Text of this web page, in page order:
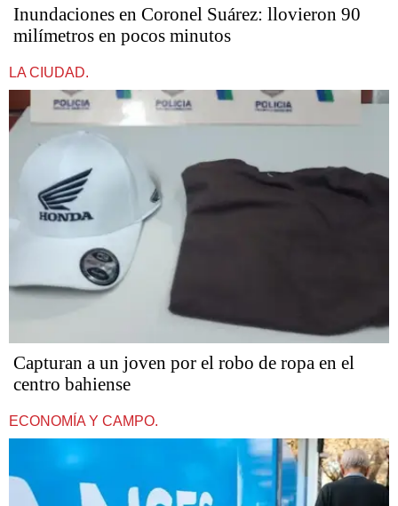
Inundaciones en Coronel Suárez: llovieron 90
milímetros en pocos minutos
LA CIUDAD.
Capturan a un joven por el robo de ropa en el
centro bahiense
ECONOMÍA Y CAMPO.